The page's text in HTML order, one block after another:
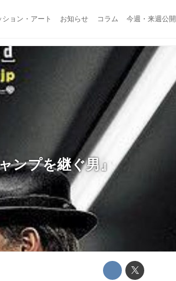
ション・アート お知らせ コラム 今週・来週公開
ンプを継ぐ男』